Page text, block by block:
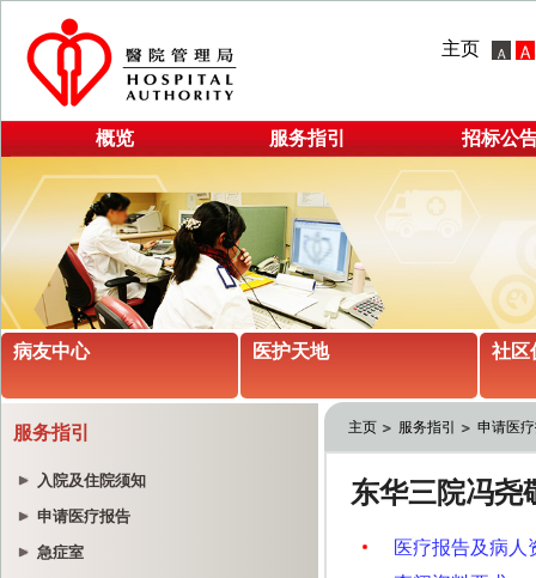
主页
概览 服务指引 招标公
病友中心 医护天地 社区
服务指引
入院及住院须知
申请医疗报告
急症室
主页 服务指引 申请医